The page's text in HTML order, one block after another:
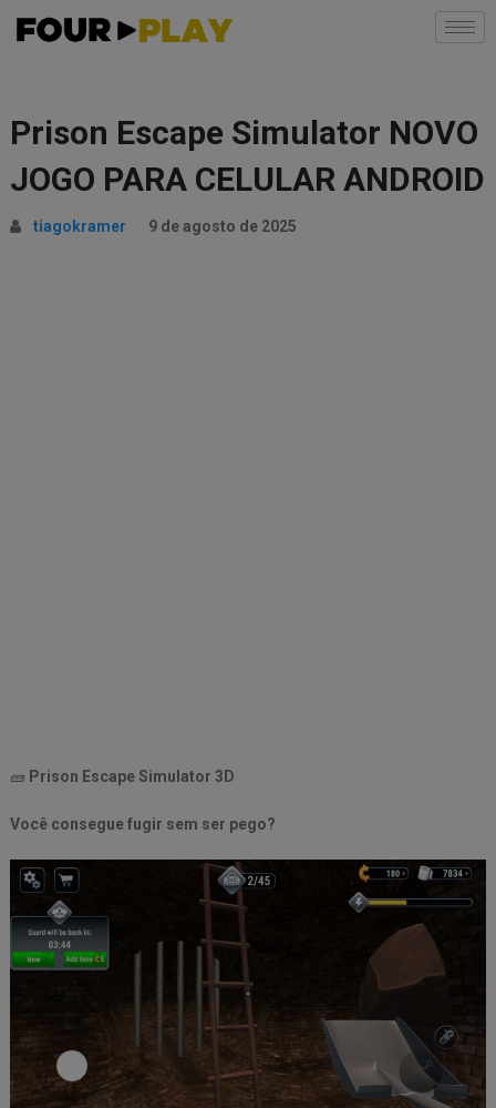
Prison Escape Simulator NOVO
JOGO PARA CELULAR ANDROID
tiagokramer 9 de agosto de 2025
🧱 Prison Escape Simulator 3D
Você consegue fugir sem ser pego?